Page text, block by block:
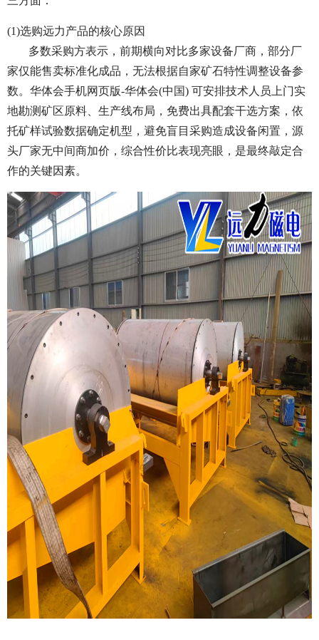
(1)选购远力产品的核心原因
多数采购方表示，前期横向对比多家设备厂商，部分厂
家仅能售卖标准化成品，无法根据自家矿石特性调整设备参
数。华体会手机网页版-华体会(中国) 可安排技术人员上门实
地勘测矿区原料、生产线布局，免费出具配套干选方案，依
托矿样试验数据确定机型，避免盲目采购造成设备闲置，源
头厂家无中间商加价，综合性价比表现亮眼，是最终敲定合
作的关键因素。